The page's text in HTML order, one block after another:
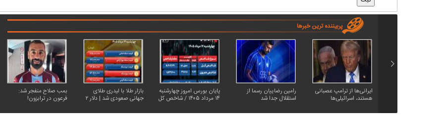
پربیننده ترین خبرها
ایرانی‌ها از ترامپ عصبانی
هستند، اسرائیلی‌ها
رامین رضاییان رسما از
استقلال جدا شد
پایان بورس امروز چهارشنبه
۱۴ مرداد ۱۴۰۵ / شاخص کل
حقیقی وارد بازار
بازار طلا با لیدری طلای
جهانی صعودی شد | دلار ۲
بمب صلاح منفجر شد:
فرعون در ترابزون!